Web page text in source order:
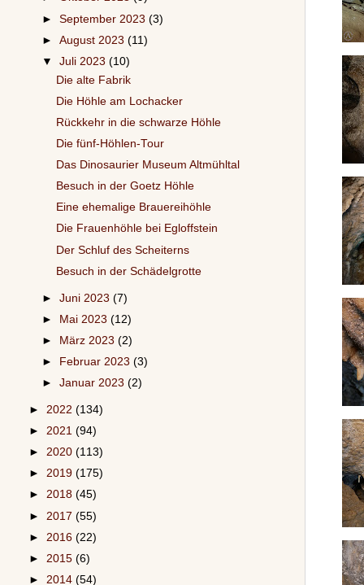
►September 2023(3)
►August 2023(11)
▼Juli 2023(10)
Die alte Fabrik
Die Höhle am Lochacker
Rückkehr in die schwarze Höhle
Die fünf-Höhlen-Tour
Das Dinosaurier Museum Altmühltal
Besuch in der Goetz Höhle
Eine ehemalige Brauereihöhle
Die Frauenhöhle bei Egloffstein
Der Schluf des Scheiterns
Besuch in der Schädelgrotte
►Juni 2023(7)
► Mai 2023(12)
►
März 2023(2)
►
Februar 2023(3)
►Januar 2023(2)
► 2022 (134)
► 2021 (94)
► 2020 (113)
► 2019 (175)
► 2018 (45)
► 2017 (55)
► 2016 (22)
► 2015 (6)
► 2014 (54)